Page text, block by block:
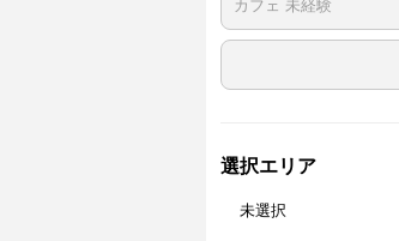
選択エリア
未選択